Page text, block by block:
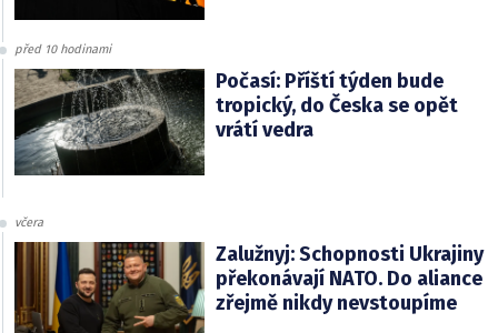
před 10 hodinami
Počasí: Příští týden bude
tropický, do Česka se opět
vrátí vedra
včera
Zalužnyj: Schopnosti Ukrajiny
překonávají NATO. Do aliance
zřejmě nikdy nevstoupíme